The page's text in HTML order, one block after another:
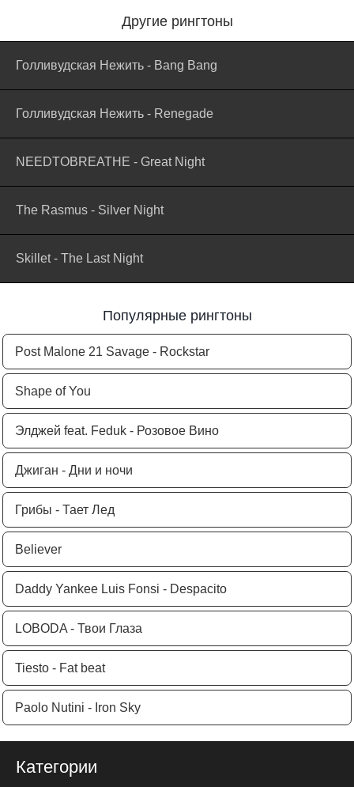
Другие рингтоны
Голливудская Нежить - Bang Bang
Голливудская Нежить - Renegade
NEEDTOBREATHE - Great Night
The Rasmus - Silver Night
Skillet - The Last Night
Популярные рингтоны
Post Malone 21 Savage - Rockstar
Shape of You
Элджей feat. Feduk - Розовое Вино
Джиган - Дни и ночи
Грибы - Тает Лед
Believer
Daddy Yankee Luis Fonsi - Despacito
LOBODA - Твои Глаза
Tiesto - Fat beat
Paolo Nutini - Iron Sky
Категории